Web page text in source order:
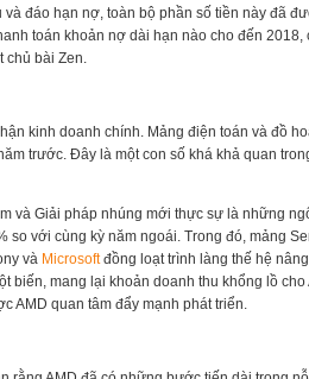
đáo hạn nợ, toàn bộ phần số tiền này đã
toán khoản nợ dài hạn nào cho đến
chủ bài Zen.
kinh doanh chính. Mảng điện toán và đồ
trước. Đây là một con số khá khả quan
và Giải pháp nhúng mới thực sự là những
so với cùng kỳ năm ngoái. Trong đó, mảng
và Microsoftđồng loạt trình làng thế hệ
biến, mang lại khoản doanh thu khổng lồ
AMD quan tâm đẩy mạnh phát triển.